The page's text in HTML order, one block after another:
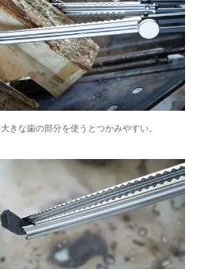
きな歯の部分を使うとつかみやすい。